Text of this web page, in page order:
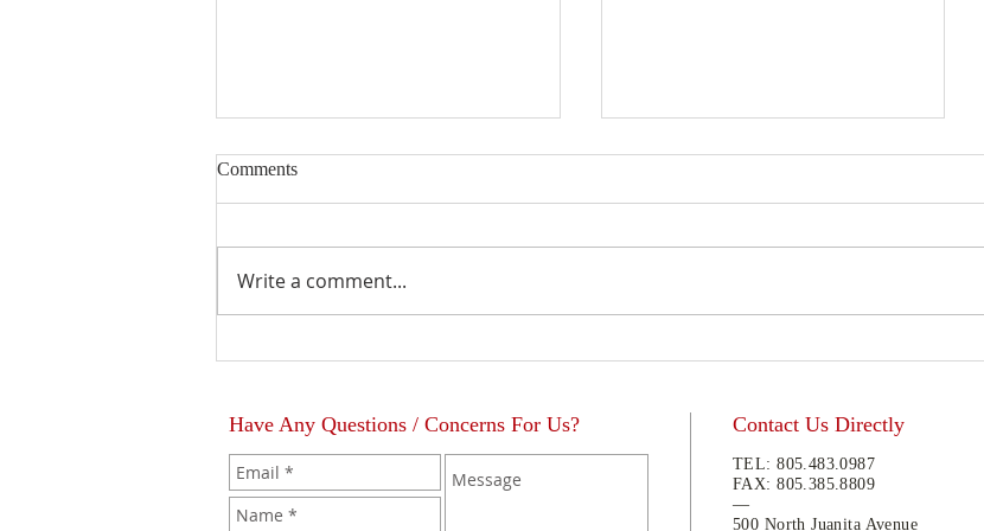
Comments
Write a comment...
Have Any Questions / Concerns For Us? Contact Us Directly
TEL:805.483.0987
FAX:805.385.8809
—
500 North Juanita Avenue